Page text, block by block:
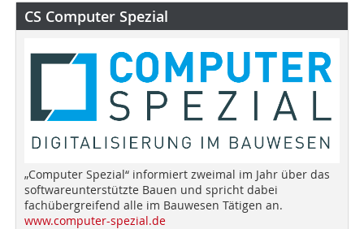
CS Computer Spezial
„Computer Spezial“ informiert zweimal im Jahr über das
softwareunterstützte Bauen und spricht dabei
fachübergreifend alle im Bauwesen Tätigen an.
www.computer-spezial.de